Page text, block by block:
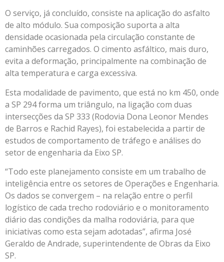
O serviço, já concluído, consiste na aplicação do asfalto
de alto módulo. Sua composição suporta a alta
densidade ocasionada pela circulação constante de
caminhões carregados. O cimento asfáltico, mais duro,
evita a deformação, principalmente na combinação de
alta temperatura e carga excessiva.
Esta modalidade de pavimento, que está no km 450, onde
a SP 294 forma um triângulo, na ligação com duas
intersecções da SP 333 (Rodovia Dona Leonor Mendes
de Barros e Rachid Rayes), foi estabelecida a partir de
estudos de comportamento de tráfego e análises do
setor de engenharia da Eixo SP.
“Todo este planejamento consiste em um trabalho de
inteligência entre os setores de Operações e Engenharia.
Os dados se convergem – na relação entre o perfil
logístico de cada trecho rodoviário e o monitoramento
diário das condições da malha rodoviária, para que
iniciativas como esta sejam adotadas”, afirma José
Geraldo de Andrade, superintendente de Obras da Eixo
SP.